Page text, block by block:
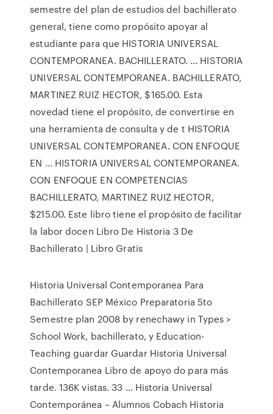
semestre del plan de estudios del bachillerato
general, tiene como propósito apoyar al
estudiante para que HISTORIA UNIVERSAL
CONTEMPORANEA. BACHILLERATO. … HISTORIA
UNIVERSAL CONTEMPORANEA. BACHILLERATO,
MARTINEZ RUIZ HECTOR, $165.00. Esta
novedad tiene el propósito, de convertirse en
una herramienta de consulta y de t HISTORIA
UNIVERSAL CONTEMPORANEA. CON ENFOQUE
EN ... HISTORIA UNIVERSAL CONTEMPORANEA.
CON ENFOQUE EN COMPETENCIAS
BACHILLERATO, MARTINEZ RUIZ HECTOR,
$215.00. Este libro tiene el propósito de facilitar
la labor docen Libro De Historia 3 De
Bachillerato | Libro Gratis
Historia Universal Contemporanea Para
Bachillerato SEP México Preparatoria 5to
Semestre plan 2008 by renechawy in Types >
School Work, bachillerato, y Education-
Teaching guardar Guardar Historia Universal
Contemporanea Libro de apoyo do para más
tarde. 136K vistas. 33 … Historia Universal
Contemporánea – Alumnos Cobach Historia